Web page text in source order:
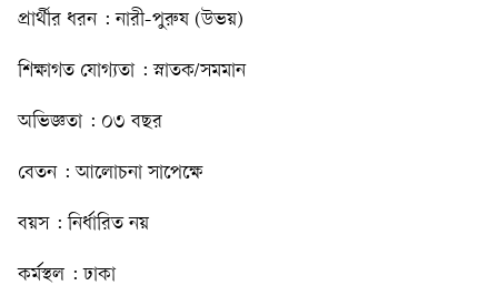
প্রার্থীর ধরন : নারী-পুরুষ (উভয়)
শিক্ষাগত যোগ্যতা : স্নাতক/সমমান
অভিজ্ঞতা : ০৩ বছর
বেতন : আলোচনা সাপেক্ষে
বয়স : নির্ধারিত নয়
কর্মস্থল : ঢাকা